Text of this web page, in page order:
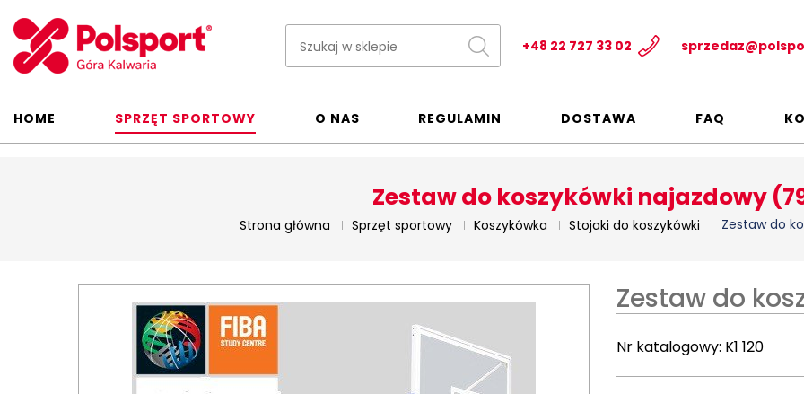
+48 22 727 33 02
HOME SPRZĘT SPORTOWY O NAS REGULAMIN DOSTAWA FAQ
Zestaw do koszykówki najazdowy
Strona główna Sprzęt sportowy Koszykówka Stojaki do koszykówki Zestaw do
Zestaw do
Nr katalogowy: K1 120